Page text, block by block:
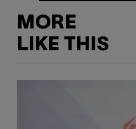
MORE
LIKE THIS